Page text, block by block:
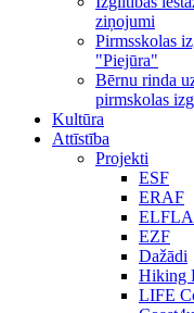
ziņojumi
Pirmsskolas
"Piejūra"
Bērnu rinda
pirmskolas
Kultūra
Attīstība
Projekti
ESF
ERAF
ELFLA
EZF
Dažādi
Hiking
LIFE